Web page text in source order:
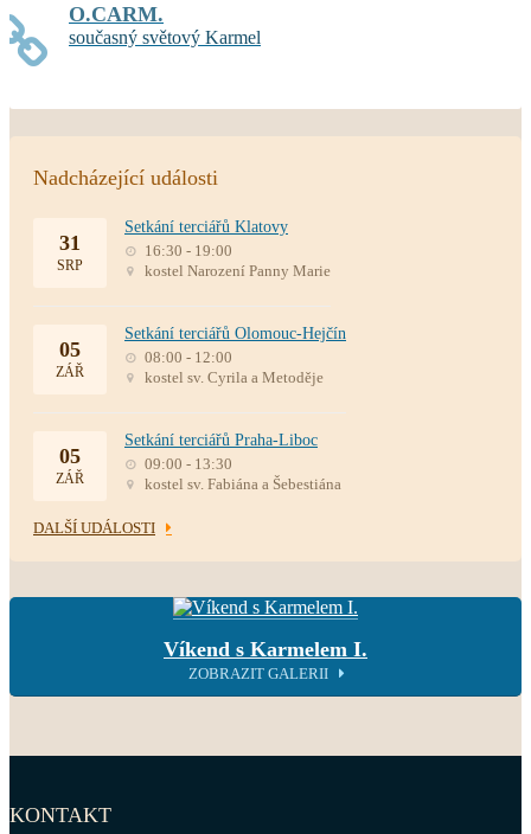
O.CARM.
současný světový Karmel
Nadcházející události
31
SRP
Setkání terciářů Klatovy
16:30 - 19:00
kostel Narození Panny Marie
05
ZÁŘ
Setkání terciářů Olomouc-Hejčín
08:00 - 12:00
kostel sv. Cyrila a Metoděje
05
ZÁŘ
Setkání terciářů Praha-Liboc
09:00 - 13:30
kostel sv. Fabiána a Šebestiána
DALŠÍ UDÁLOSTI
Víkend s Karmelem I.
ZOBRAZIT GALERII
KONTAKT